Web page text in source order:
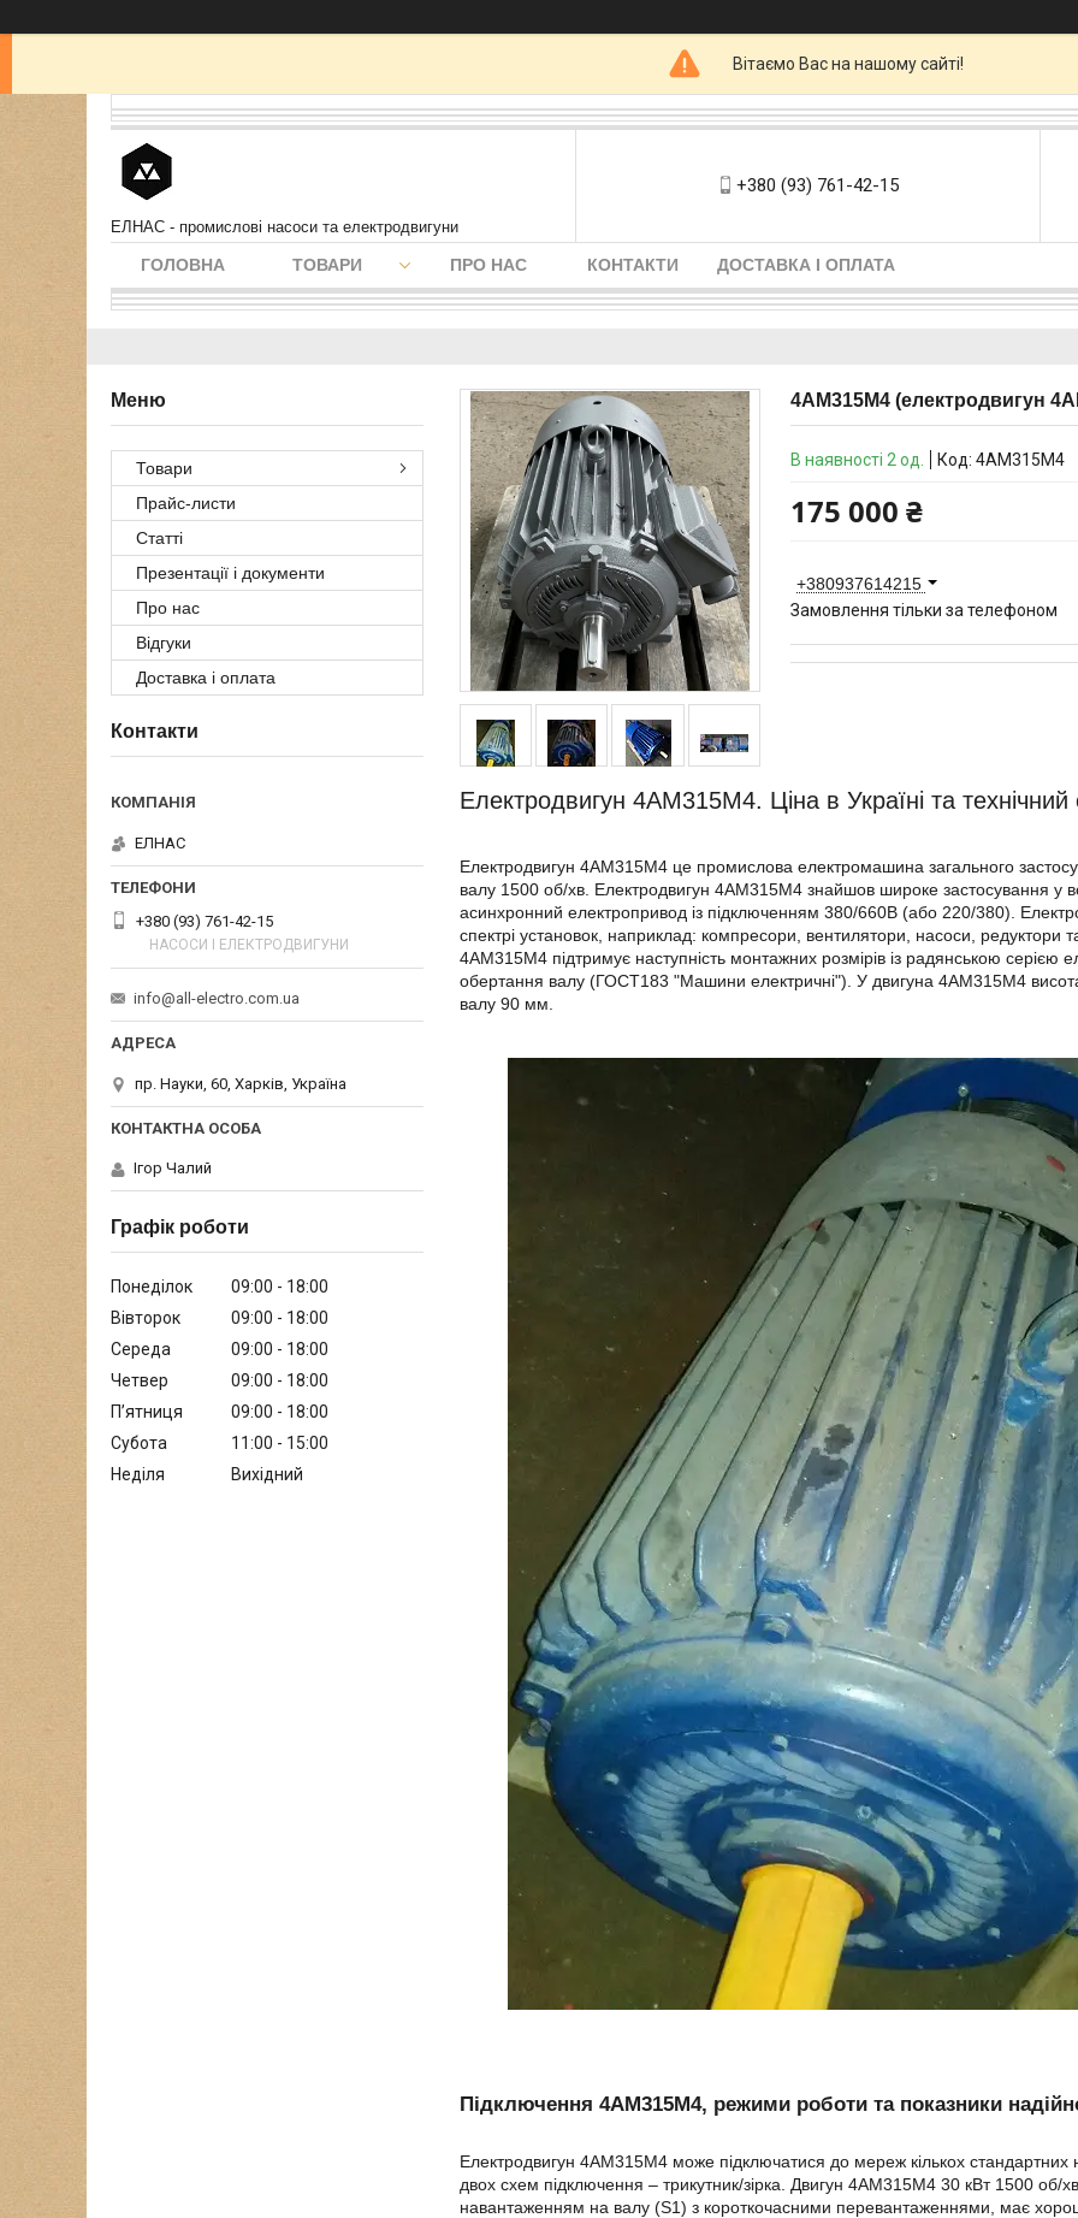
Вітаємо Вас на нашому сайті!
ЕЛНАС - промислові насоси та електродвигуни
+380 (93) 761-42-15
ГОЛОВНА ТОВАРИ ПРО НАС КОНТАКТИ ДОСТАВКА І ОПЛАТА
4АМ315М4 (електродвигун
В наявності 2 од. Код: 4АМ315М4
175 000 ₴
+380937614215
Замовлення тільки за телефоном
Електродвигун 4АМ315М4. Ціна в Україні та технічний
Електродвигун 4АМ315М4 це промислова електромашина загального
валу 1500 об/хв. Електродвигун 4АМ315М4 знайшов широке застосування у
асинхронний електропривод із підключенням 380/660В (або 220/380).
спектрі установок, наприклад: компресори, вентилятори, насоси, редуктори
4АМ315М4 підтримує наступність монтажних розмірів із радянською серією
обертання валу (ГОСТ183 "Машини електричні"). У двигуна 4АМ315М4
валу 90 мм.
Підключення 4АМ315М4, режими роботи та показники
Електродвигун 4АМ315М4 може підключатися до мереж кількох стандартних
двох схем підключення – трикутник/зірка. Двигун 4АМ315М4 30 кВт 1500 об/
навантаженням на валу (S1) з короткочасними перевантаженнями, має
Товари
Прайс-листи
Статті
Презентації і документи
Про нас
Відгуки
Доставка і оплата
Контакти
ЕЛНАС
+380 (93) 761-42-15
НАСОСИ І ЕЛЕКТРОДВИГУНИ
info@all-electro.com.ua
пр. Науки, 60, Харків, Україна
Ігор Чалий
Графік роботи
Понеділок 09:00
18:00
Вівторок
09:00
18:00
Середа
09:00
18:00
Четвер
09:00
18:00
Пʼятниця
09:00
18:00
Субота
11:00
15:00
Неділя
Вихідний